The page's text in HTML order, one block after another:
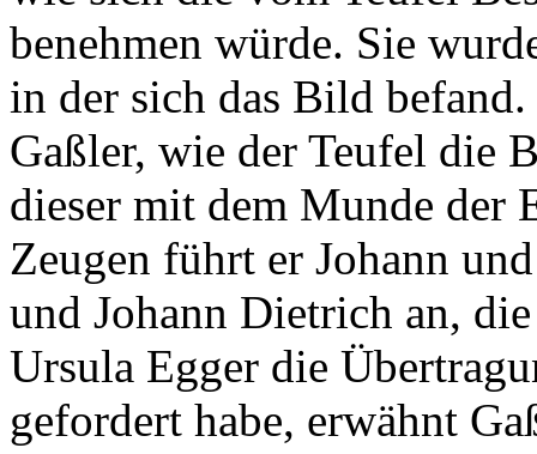
benehmen würde. Sie
in der sich das Bild
Gaßler, wie der Teufel die
dieser mit dem Munde der
Zeugen führt er Johann
und Johann Dietrich an,
Ursula Egger die
gefordert habe, erwähnt